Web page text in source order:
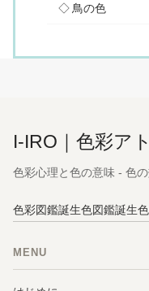
鳥の色
I-IRO｜色彩ア
色彩心理と色の意味 - 色
色彩図鑑誕生色図鑑誕生
MENU